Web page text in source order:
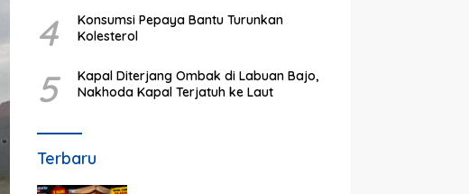
4
Konsumsi Pepaya Bantu Turunkan
Kolesterol
5
Kapal Diterjang Ombak di Labuan Bajo,
Nakhoda Kapal Terjatuh ke Laut
Terbaru